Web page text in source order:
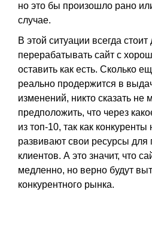
но это бы произошло рано
случае.
В этой ситуации всегда
перерабатывать сайт с
оставить как есть. Сколько
реально продержится в
изменений, никто сказать не
предположить, что через
из топ-10, так как
развивают свои ресурсы для
клиентов. А это значит, что
медленно, но верно будут
конкурентного рынка.